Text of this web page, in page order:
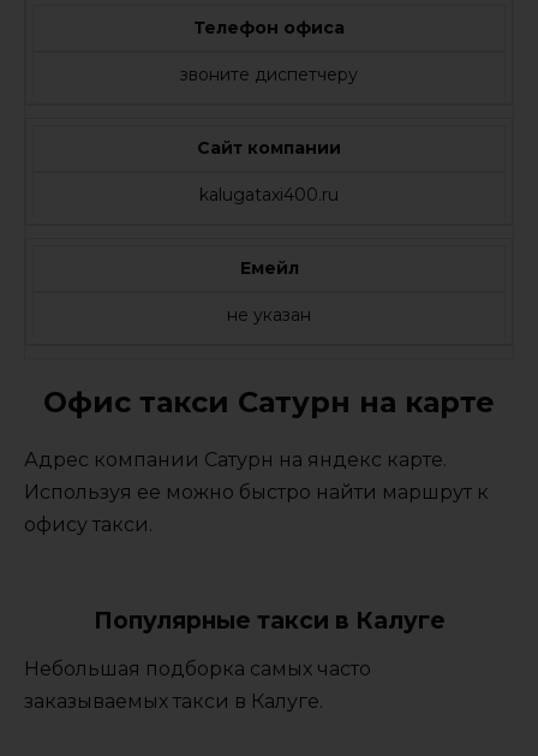
Телефон офиса
звоните диспетчеру
Сайт компании
kalugataxi400.ru
Емейл
не указан
Офис такси Сатурн на карте
Адрес компании Сатурн на яндекс карте.
Используя ее можно быстро найти маршрут к
офису такси.
Популярные такси в Калуге
Небольшая подборка самых часто
заказываемых такси в Калуге.